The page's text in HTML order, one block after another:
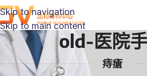
Skip to navigation
Skip to main content
old-医院
痔瘡